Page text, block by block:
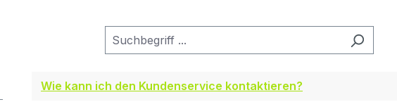
Wie kann ich den Kundenservice kontaktieren?